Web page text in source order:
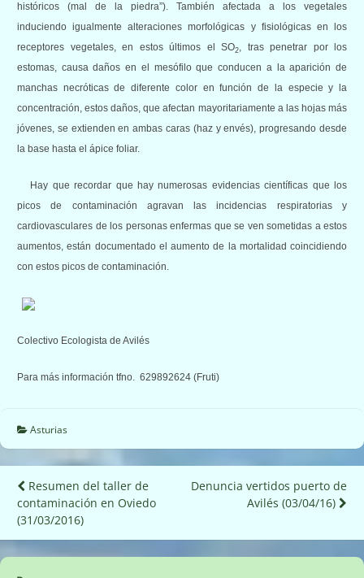
históricos (mal de la piedra”). También afectada a los vegetales
induciendo igualmente alteraciones morfológicas y fisiológicas en los
receptores vegetales, en estos últimos el SO2, tras penetrar por los
estomas, causa daños en el mesófilo que conducen a la aparición de
manchas necróticas de diferente color en función de la especie y la
concentración, estos daños, que afectan mayoritariamente a las hojas más
jóvenes, se extienden en ambas caras (haz y envés), progresando desde
la base hasta el ápice foliar.
Hay que recordar que hay numerosas evidencias científicas que los
picos de contaminación agravan las incidencias respiratorias y
cardiovasculares de los personas enfermas que se ven sometidas a estos
aumentos, están documentado el aumento de la mortalidad coincidiendo
con estos picos de contaminación.
Colectivo Ecologista de Avilés
Para más información tfno. 629892624 (Fruti)
Asturias
Navegación
de
entradas
Resumen del taller‏ de
contaminación en Oviedo
(31/03/2016)
Denuncia vertidos puerto de
Avilés (03/04/16)